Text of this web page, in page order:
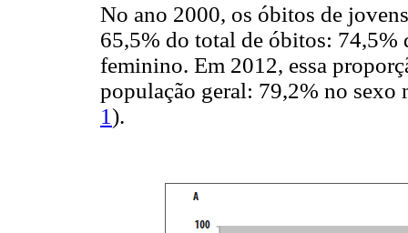
No ano 2000, os óbitos de
65,5% do total de óbitos: 74,5%
feminino. Em 2012, essa
população geral: 79,2% no
1).